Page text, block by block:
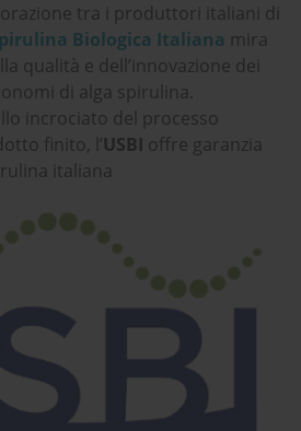
tra i produttori italiani di
Biologica Italiana mira
qualità e dell’innovazione dei
di alga spirulina.
incrociato del processo
finito, l’USBI offre garanzia
italiana